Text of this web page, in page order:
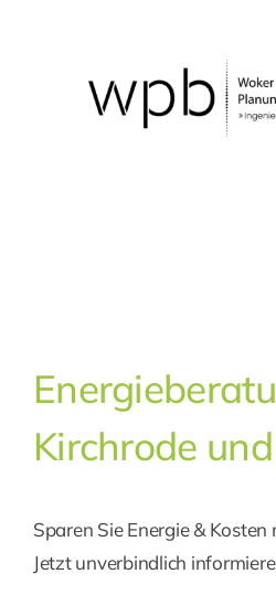
Kirchrode
Sparen Sie Energie &
Jetzt unverbindlich